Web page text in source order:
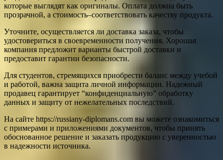
которые выглядят как оригиналы. Оплата должна быть
прозрачной, а стоимость–соответствовать качеству продукта.
Уточните, осуществляется ли доставка заказа, чтобы
удостовериться в своевременности получения. Хорошая
компания предложит варианты быстрой доставки и
предоставит гарантии безопасности.
Для студентов, стремящихся приобрести баланс между учебой
и работой, важна защита личной информации. Надежный
продавец гарантирует “конфиденциальную” обработку
данных и защиту от нежелательных последствий.
На сайте https://russiany-diplomans.com вы можете ознакомиться
с примерами и приложениями документов, чтобы принять
обоснованное решение и заказать продукцию с уверенностью
в надежности источника.